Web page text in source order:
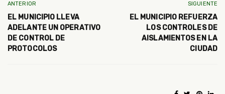
ANTERIOR
EL MUNICIPIO LLEVA
ADELANTE UN OPERATIVO
DE CONTROL DE
PROTOCOLOS
SIGUIENTE
EL MUNICIPIO REFUERZA
LOS CONTROLES DE
AISLAMIENTOS EN LA
CIUDAD